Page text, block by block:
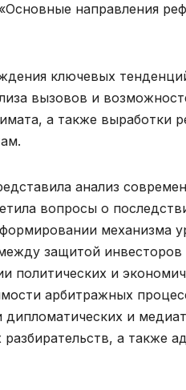
направления
ключевых
вызовов и
а также выработки
анализ
вопросы о
механизма
защитой
политических и
арбитражных
и
а также